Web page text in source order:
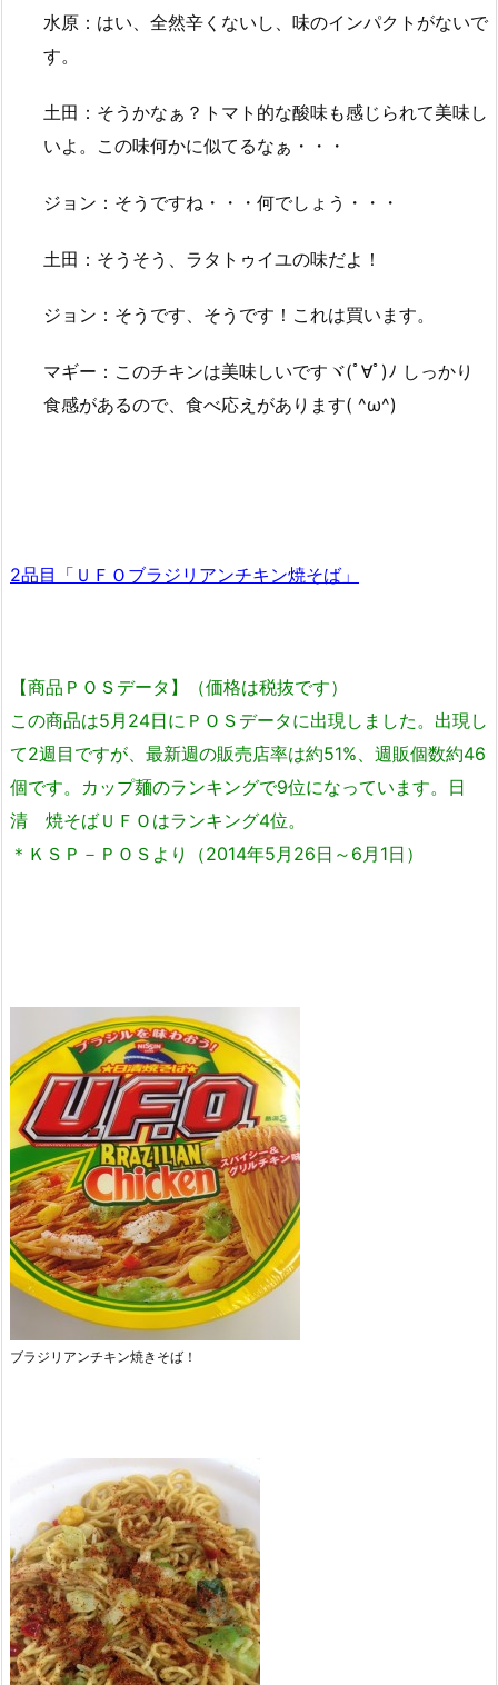
水原：はい、全然辛くないし、味のインパクトがないで
す。
土田：そうかなぁ？トマト的な酸味も感じられて美味し
いよ。この味何かに似てるなぁ・・・
ジョン：そうですね・・・何でしょう・・・
土田：そうそう、ラタトゥイユの味だよ！
ジョン：そうです、そうです！これは買います。
マギー：このチキンは美味しいですヾ(ﾟ∀ﾟ)ﾉ しっかり
食感があるので、食べ応えがあります( ^ω^)
2品目「ＵＦＯブラジリアンチキン焼そば」
【商品ＰＯＳデータ】（価格は税抜です）
この商品は5月24日にＰＯＳデータに出現しました。出現し
て2週目ですが、最新週の販売店率は約51%、週販個数約46
個です。カップ麺のランキングで9位になっています。日
清 焼そばＵＦＯはランキング4位。
＊ＫＳＰ－ＰＯＳより（2014年5月26日～6月1日）
ブラジリアンチキン焼きそば！